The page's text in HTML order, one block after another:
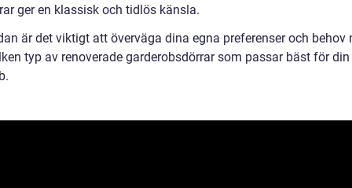
ger en klassisk och tidlös känsla.
är det viktigt att överväga dina egna preferenser och behov
typ av renoverade garderobsdörrar som passar bäst för din